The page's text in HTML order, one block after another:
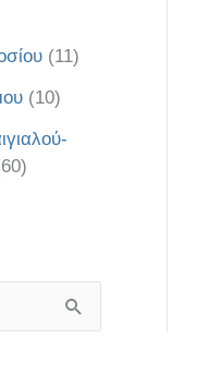
(11)
(10)